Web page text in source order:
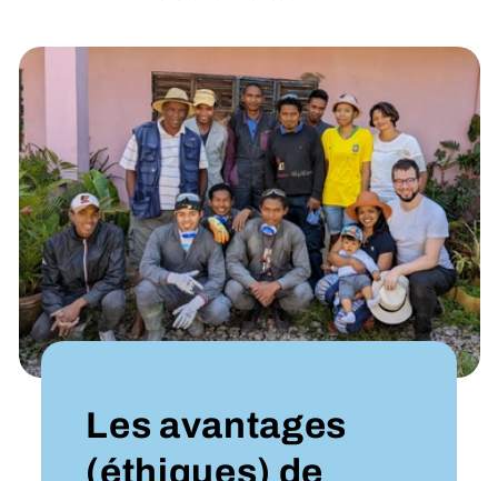
Les avantages
(éthiques) de